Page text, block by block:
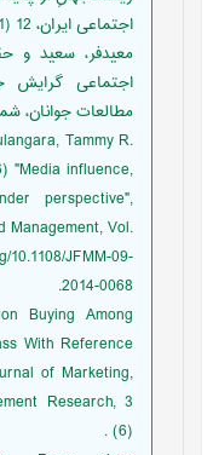
اجتماعی ایران، 12 (1)، 7-43.
اجتماعی گرایش
مطالعات جوانان، شماره 14-۱۵، صص
Tammy R.
"Media influence,
perspective",
Management, Vol.
10.1108/JFMM-09-
2014-0068.
Buying Among
With Reference
of Marketing,
Research, 3
(6) .